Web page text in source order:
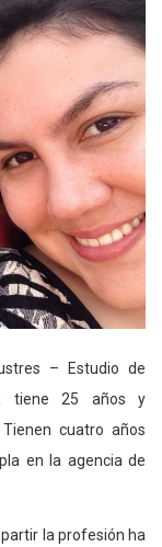
– Estudio de
tiene 25 años y
cuatro años
en la agencia de
la profesión ha